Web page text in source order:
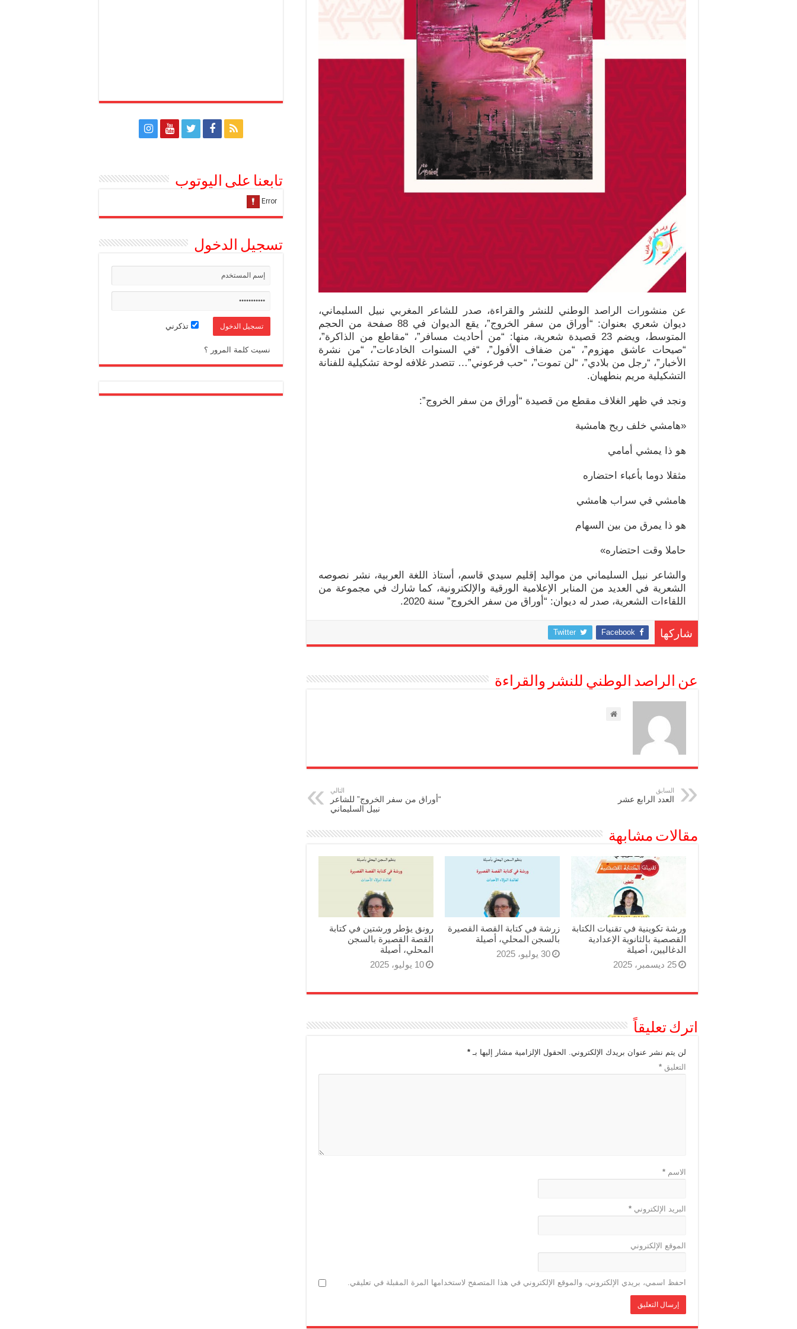
عن منشورات الراصد الوطني للنشر والقراءة، صدر للشاعر المغربي نبيل السليماني،
ديوان شعري بعنوان: “أوراق من سفر الخروج”، يقع الديوان في 88 صفحة من الحجم
المتوسط، ويضم 23 قصيدة شعرية، منها: “من أحاديث مسافر”، “مقاطع من الذاكرة”،
“صيحات عاشق مهزوم”، “من ضفاف الأفول”، “في السنوات الخادعات”، “من نشرة
الأخبار”، “رجل من بلادي”، “لن تموت”، “حب فرعوني”… تتصدر غلافه لوحة تشكيلية للفنانة
التشكيلية مريم بنطهيان.
ونجد في ظهر الغلاف مقطع من قصيدة “أوراق من سفر الخروج”:
«هامشي خلف ريح هامشية
هو ذا يمشي أمامي
مثقلا دوما بأعباء احتضاره
هامشي في سراب هامشي
هو ذا يمرق من بين السهام
حاملا وقت احتضاره»
والشاعر نبيل السليماني من مواليد إقليم سيدي قاسم، أستاذ اللغة العربية، نشر نصوصه
الشعرية في العديد من المنابر الإعلامية الورقية والإلكترونية، كما شارك في مجموعة من
اللقاءات الشعرية، صدر له ديوان: “أوراق من سفر الخروج” سنة 2020.
شاركها Facebook
Twitter
عن الراصد الوطني للنشر والقراءة
السابق
العدد الرابع عشر
التالي
“أوراق من سفر الخروج” للشاعر
نبيل السليماني
مقالات مشابهة
ورشة تكوينية في تقنيات الكتابة
القصصية بالثانوية الإعدادية
الدغاليين، أصيلة
25 ديسمبر، 2025
زرشة في كتابة القصة القصيرة
بالسجن المحلي، أصيلة
30 يوليو، 2025
رونق يؤطر ورشتين في كتابة
القصة القصيرة بالسجن
المحلي، أصيلة
10 يوليو، 2025
اترك تعليقاً
لن يتم نشر عنوان بريدك الإلكتروني. الحقول الإلزامية مشار إليها بـ *
التعليق *
الاسم *
البريد الإلكتروني *
الموقع الإلكتروني
احفظ اسمي، بريدي الإلكتروني، والموقع الإلكتروني في هذا المتصفح لاستخدامها المرة المقبلة في تعليقي.
تابعنا على اليوتوب
تسجيل الدخول
تذكرني
نسيت كلمة المرور ؟